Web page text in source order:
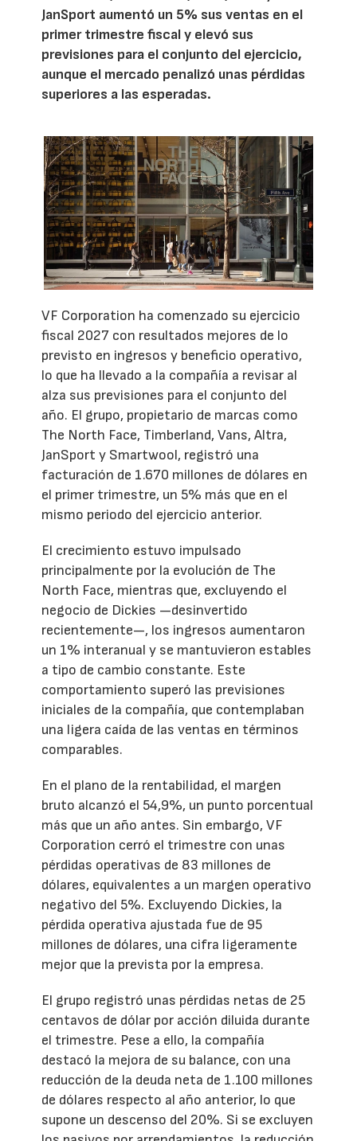
JanSport aumentó un 5% sus ventas en el
primer trimestre fiscal y elevó sus
previsiones para el conjunto del ejercicio,
aunque el mercado penalizó unas pérdidas
superiores a las esperadas.
VF Corporation ha comenzado su ejercicio
fiscal 2027 con resultados mejores de lo
previsto en ingresos y beneficio operativo,
lo que ha llevado a la compañía a revisar al
alza sus previsiones para el conjunto del
año. El grupo, propietario de marcas como
The North Face, Timberland, Vans, Altra,
JanSport y Smartwool, registró una
facturación de 1.670 millones de dólares en
el primer trimestre, un 5% más que en el
mismo periodo del ejercicio anterior.
El crecimiento estuvo impulsado
principalmente por la evolución de The
North Face, mientras que, excluyendo el
negocio de Dickies —desinvertido
recientemente—, los ingresos aumentaron
un 1% interanual y se mantuvieron estables
a tipo de cambio constante. Este
comportamiento superó las previsiones
iniciales de la compañía, que contemplaban
una ligera caída de las ventas en términos
comparables.
En el plano de la rentabilidad, el margen
bruto alcanzó el 54,9%, un punto porcentual
más que un año antes. Sin embargo, VF
Corporation cerró el trimestre con unas
pérdidas operativas de 83 millones de
dólares, equivalentes a un margen operativo
negativo del 5%. Excluyendo Dickies, la
pérdida operativa ajustada fue de 95
millones de dólares, una cifra ligeramente
mejor que la prevista por la empresa.
El grupo registró unas pérdidas netas de 25
centavos de dólar por acción diluida durante
el trimestre. Pese a ello, la compañía
destacó la mejora de su balance, con una
reducción de la deuda neta de 1.100 millones
de dólares respecto al año anterior, lo que
supone un descenso del 20%. Si se excluyen